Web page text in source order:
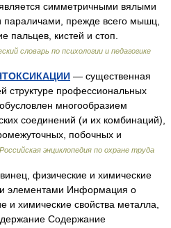
симметричными вялыми
прежде всего мышц,
пальцев, кистей и стоп.
словарь по психологии и педагогике
— существенная
структуре профессиональных
многообразием
соединений (и их комбинаций),
побочных и
Российская энциклопедия по охране труда
физические и химические
элементами Информация о
и химические свойства металла,
Содержание